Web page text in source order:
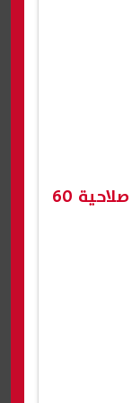
الاشتراك الشهري (60 رحلة – صلاحية 60